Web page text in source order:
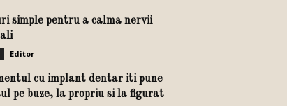
simple pentru a calma nervii
Editor
cu implant dentar iti pune
pe buze, la propriu si la figurat